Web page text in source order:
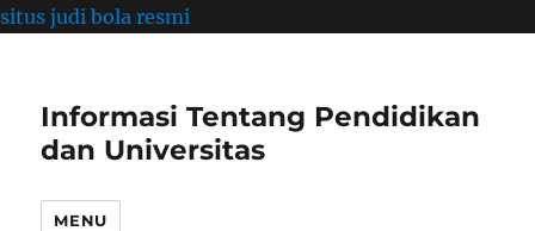
situs judi bola resmi
Informasi Tentang Pendidikan
dan Universitas
MENU